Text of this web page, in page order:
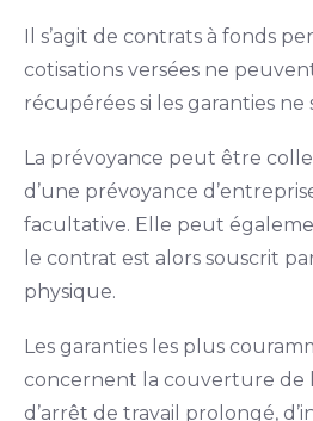
Il s’agit de contrats à fonds
cotisations versées ne
récupérées si les garanties ne
La prévoyance peut être
d’une prévoyance
facultative. Elle peut
le contrat est alors souscrit
physique.
Les garanties les plus
concernent la couverture de
d’arrêt de travail prolongé,